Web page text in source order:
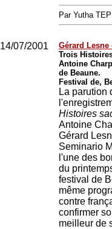
Par Yutha TEP
14/07/2001
Gérard
Trois
Antoine
de Beaune.
Festival de,
La parution
Histoires
Antoine
Gérard
Seminario
l'une des
du
festival de
même
contre
confirmer
meilleur de